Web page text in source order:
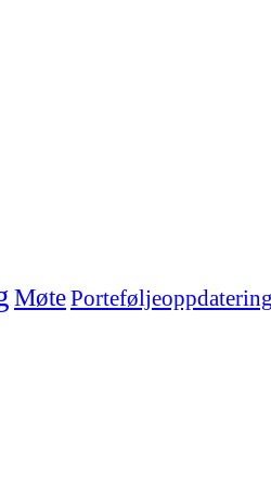
MøtePorteføljeoppdatering